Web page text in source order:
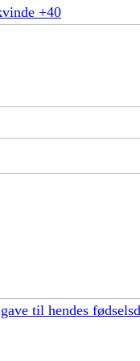
+40
til hendes